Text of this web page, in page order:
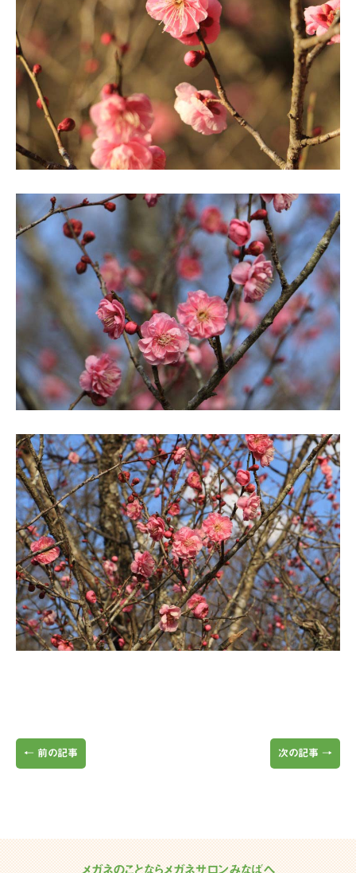
← 前の記事 次の記事 →
メガネのことならメガネサロンみなばへ